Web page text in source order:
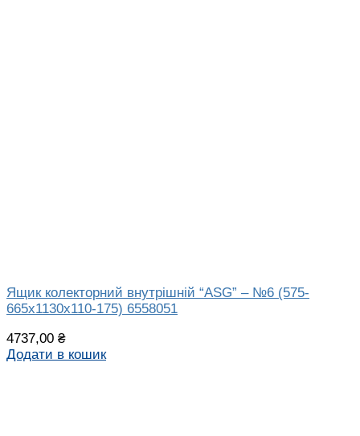
Ящик колекторний внутрішній “ASG” – №6 (575-
665x1130x110-175) 6558051
4737,00 ₴
Додати в кошик